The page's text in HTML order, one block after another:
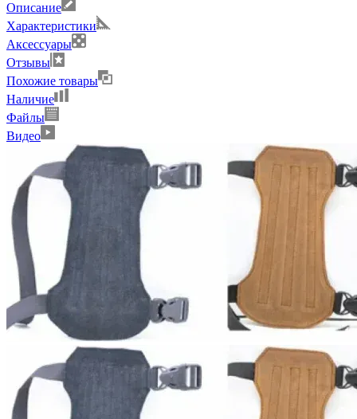
Описание
Характеристики
Аксессуары
Отзывы
Похожие товары
Наличие
Файлы
Видео